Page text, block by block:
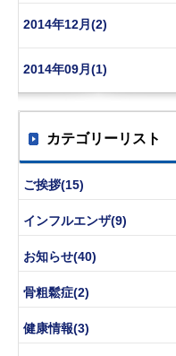
2014年12月(2)
2014年09月(1)
カテゴリーリスト
ご挨拶(15)
インフルエンザ(9)
お知らせ(40)
骨粗鬆症(2)
健康情報(3)